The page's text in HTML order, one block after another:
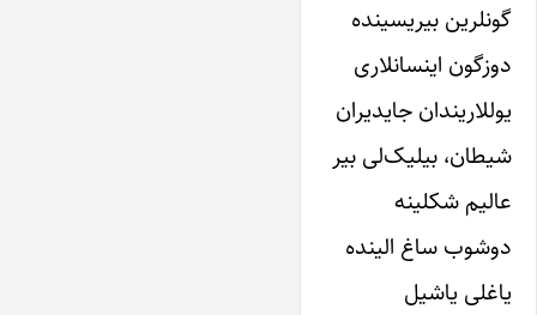
‌‌گونلرین‌ بیریسینده‌
دوز‌‌گون‌ اینسانلاری‌
‌یوللاریندان‌ جایدیران
شیطان، بیلیک‌‌لی بیر
عالیم شکلینه
دو‌شوب‌ ساغ‌ الینده‌
یاغلی یاشیل